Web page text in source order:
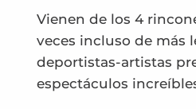
Vienen de los 4
veces incluso de más
deportistas-artistas
espectáculos